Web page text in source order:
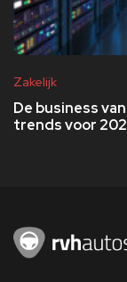
Zakelijk
De business
trends voor